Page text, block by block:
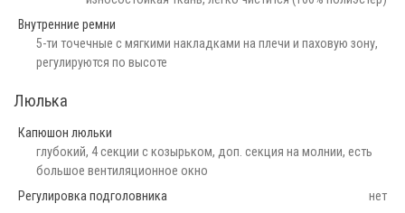
Внутренние ремни
5-ти точечные с мягкими накладками на плечи и паховую зону,
регулируются по высоте
Люлька
Капюшон люльки
глубокий, 4 секции с козырьком, доп. секция на молнии, есть
большое вентиляционное окно
Регулировка подголовника
нет